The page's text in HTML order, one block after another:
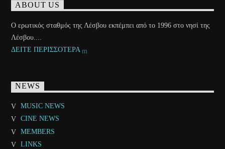
ABOUT US
Ο ερωτικός σταθμός της Λέσβου εκπέμπει από το 1996 στο νησί της
Λέσβου....
ΔΕΙΤΕ ΠΕΡΙΣΣΟΤΕΡΑ
NEWS
MUSIC NEWS
CINE NEWS
MEMBERS
LINKS